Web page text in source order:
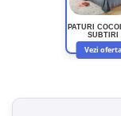
PATURI
SUBTIRI
Vezi oferta